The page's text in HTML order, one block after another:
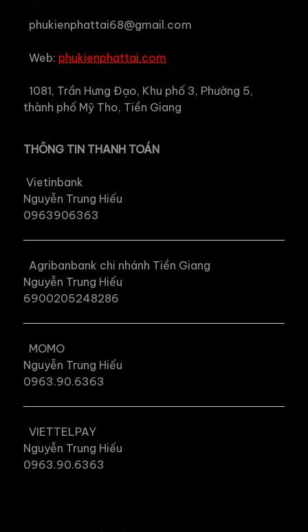
phukienphattai68@gmail.com
Web: phukienphattai.com
1081, Trần Hưng Đạo, Khu phố 3, Phường 5,
thành phố Mỹ Tho, Tiền Giang
THÔNG TIN THANH TOÁN
Vietinbank
Nguyễn Trung Hiếu
0963906363
Agribanbank chi nhánh Tiền Giang
Nguyễn Trung Hiếu
6900205248286
MOMO
Nguyễn Trung Hiếu
0963.90.6363
VIETTELPAY
Nguyễn Trung Hiếu
0963.90.6363